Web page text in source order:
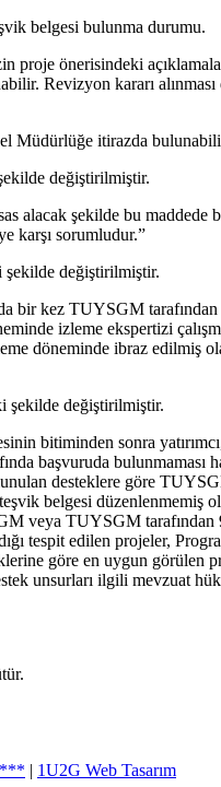
belgesi bulunma durumu.
önerisindeki
Revizyon kararı
Müdürlüğe itirazda
değiştirilmiştir.
alacak şekilde bu
karşı sorumludur.”
şekilde değiştirilmiştir.
bir kez TUYSGM
izleme ekspertizi
döneminde ibraz edilmiş
şekilde değiştirilmiştir.
bitiminden sonra
başvuruda
desteklere göre
belgesi
veya TUYSGM
tespit edilen projeler,
göre en uygun
unsurları ilgili mevzuat
| 1U2G Web Tasarım